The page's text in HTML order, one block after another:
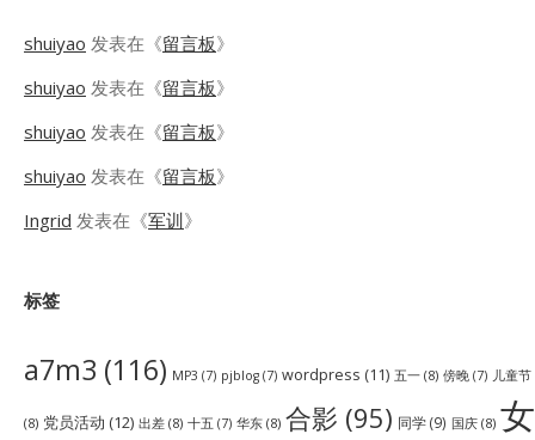
shuiyao 发表在《留言板》
shuiyao 发表在《留言板》
shuiyao 发表在《留言板》
shuiyao 发表在《留言板》
Ingrid 发表在《军训》
标签
a7m3 (116) MP3 (7) pjblog (7) wordpress (11) 五一 (8) 傍晚 (7) 儿童节
(8) 党员活动 (12) 出差 (8) 十五 (7) 华东 (8) 合影 (95) 同学(9) 国庆 (8) 女